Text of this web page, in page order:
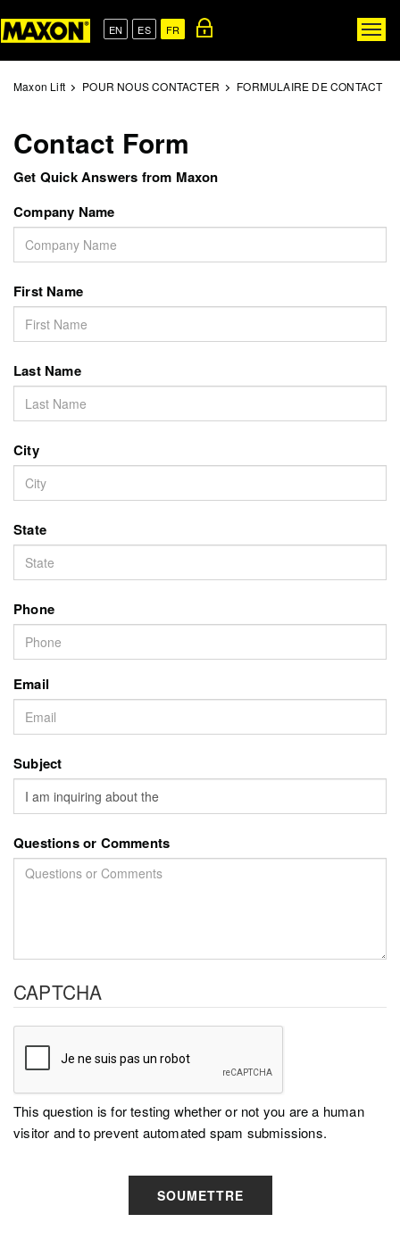
to
EN ES FR
Maxon Lift POUR NOUS CONTACTER FORMULAIRE DE CONTACT
Contact Form
Get Quick Answers from Maxon
Company Name
First Name
Last Name
City
State
Phone
Email
Subject
Questions or Comments
CAPTCHA
This question is for testing whether or not you are a human
visitor and to prevent automated spam submissions.
SOUMETTRE